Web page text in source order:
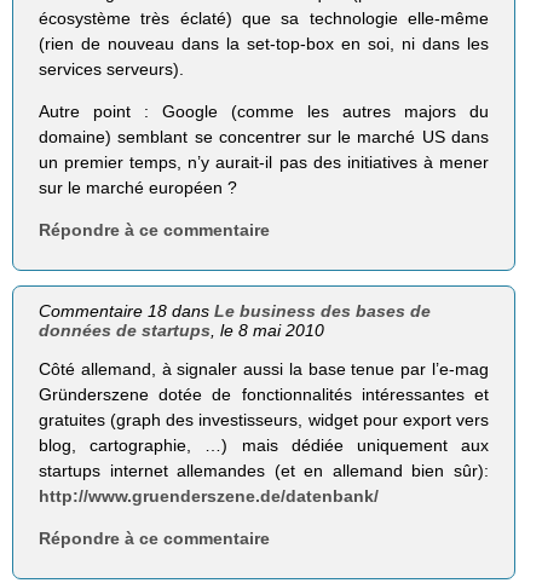
écosystème très éclaté) que sa technologie elle-même
(rien de nouveau dans la set-top-box en soi, ni dans les
services serveurs).
Autre point : Google (comme les autres majors du
domaine) semblant se concentrer sur le marché US dans
un premier temps, n’y aurait-il pas des initiatives à mener
sur le marché européen ?
Répondre à ce commentaire
Commentaire 18 dansLe business des bases de
données de startups , le 8 mai 2010
Côté allemand, à signaler aussi la base tenue par l’e-mag
Gründerszene dotée de fonctionnalités intéressantes et
gratuites (graph des investisseurs, widget pour export vers
blog, cartographie, …) mais dédiée uniquement aux
startups internet allemandes (et en allemand bien sûr):
http://www.gruenderszene.de/datenbank/
Répondre à ce commentaire